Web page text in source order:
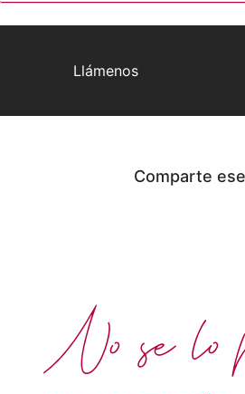
Llámenos
Comparte
No se lo